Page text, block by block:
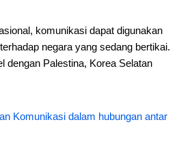
komunikasi dapat digunakan
negara yang sedang bertikai.
dengan Palestina, Korea Selatan
Komunikasi dalam hubungan antar